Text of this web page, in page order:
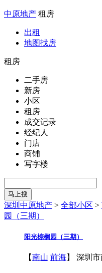
中原地产 租房
出租
地图找房
租房
二手房
新房
小区
租房
成交记录
经纪人
门店
商铺
写字楼
马上搜
深圳中原地产 > 全部小区 >
园（三期）
阳光棕榈园（三期）
【南山 前海】 深圳